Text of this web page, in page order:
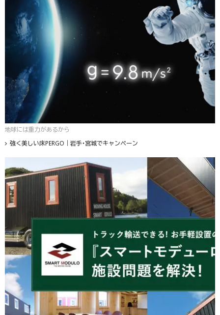
地球には重力があるから
強く美しい床PERGO｜岩手・宮城でキャンペーン